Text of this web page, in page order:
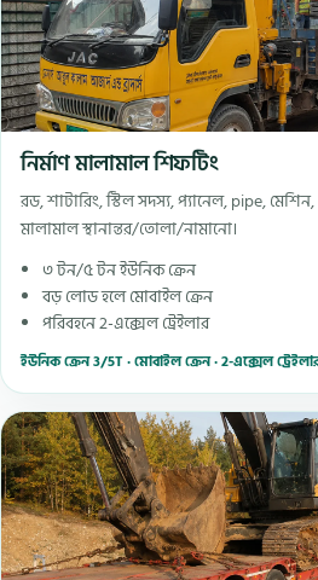
নির্মাণ মালামাল শিফটিং
রড, শাটারিং, স্টিল সদস্য, প্যানেল, pipe,
মালামাল স্থানান্তর/তোলা/নামানো।
৩ টন/৫ টন ইউনিক ক্রেন
বড় লোড হলে মোবাইল ক্রেন
পরিবহনে 2-এক্সেল ট্রেইলার
ইউনিক ক্রেন 3/5T · মোবাইল ক্রেন · 2-এক্সেল